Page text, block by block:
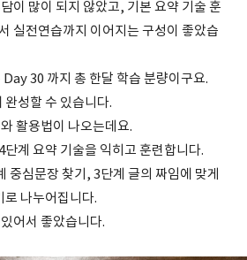
이 많이 되지 않았고, 기본 요약 기술 훈
실전연습까지 이어지는 구성이 좋았습
30 까지 총 한달 학습 분량이구요.
성할 수 있습니다.
활용법이 나오는데요.
계 요약 기술을 익히고 훈련합니다.
중심문장 찾기, 3단계 글의 짜임에 맞게
나누어집니다.
어서 좋았습니다.